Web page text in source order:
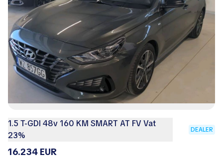
1.5 T-GDI 48v 160 KM SMART AT FV Vat
23%
DEALER
16.234 EUR